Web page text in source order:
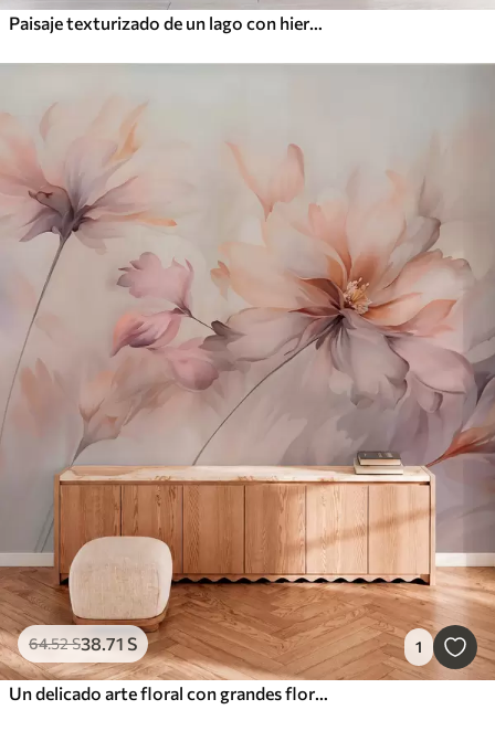
Paisaje texturizado de un lago con hierbas altas en primer plano, azul suave y marrón, agua tranquila, árboles en la distancia
64.52S38.71 S 1
Un delicado arte floral con grandes flores de colores pastel con pétalos translúcidos, tallos suaves y un suave fondo difuminado